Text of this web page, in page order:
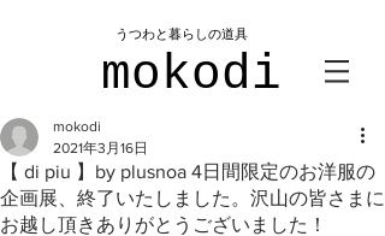
mokodi
​うつわと暮らしの道具
【 di piu 】by plusnoa 4日間限定のお洋服の
企画展、終了いたしました。沢山の皆さまに
お越し頂きありがとうございました！
mokodi
2021年3月16日